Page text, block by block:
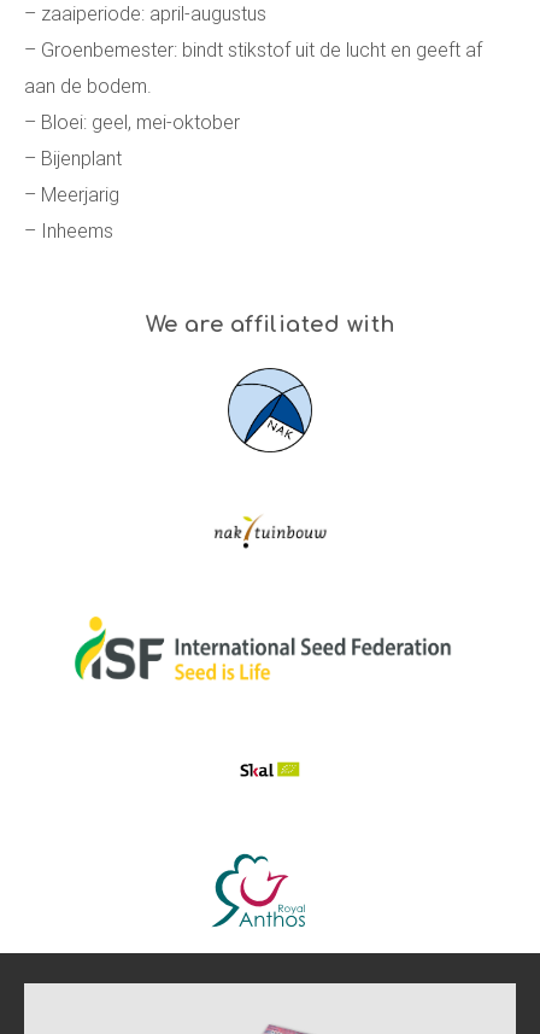
– zaaiperiode: april-augustus
– Groenbemester: bindt stikstof uit de lucht en geeft af
aan de bodem.
– Bloei: geel, mei-oktober
– Bijenplant
– Meerjarig
– Inheems
We are affiliated with